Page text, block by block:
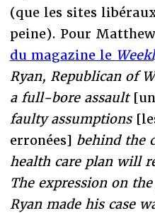
(que les sites
peine). Pour
du magazine le
Ryan, Republican of
a full-bore assault
faulty assumptions
erronées] behind the
health care plan will
The expression on
Ryan made his case